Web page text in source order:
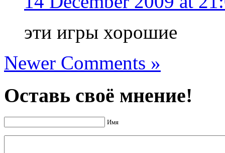
эти игры хорошие
Newer Comments »
Оставь своё мнение!
Имя